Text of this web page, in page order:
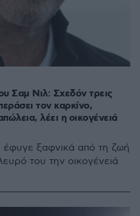
Σαμ Νιλ: Σχεδόν τρεις
τον καρκίνο,
λέει η οικογένειά
ξαφνικά από τη ζωή
του την οικογένειά